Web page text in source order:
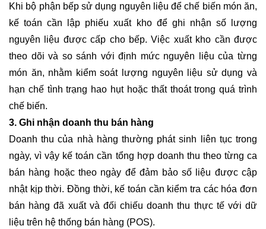
Khi bộ phận bếp sử dụng nguyên liệu để chế biến món ăn,
kế toán cần lập phiếu xuất kho để ghi nhận số lượng
nguyên liệu được cấp cho bếp. Việc xuất kho cần được
theo dõi và so sánh với định mức nguyên liệu của từng
món ăn, nhằm kiểm soát lượng nguyên liệu sử dụng và
hạn chế tình trạng hao hụt hoặc thất thoát trong quá trình
chế biến.
3. Ghi nhận doanh thu bán hàng
Doanh thu của nhà hàng thường phát sinh liên tục trong
ngày, vì vậy kế toán cần tổng hợp doanh thu theo từng ca
bán hàng hoặc theo ngày để đảm bảo số liệu được cập
nhật kịp thời. Đồng thời, kế toán cần kiểm tra các hóa đơn
bán hàng đã xuất và đối chiếu doanh thu thực tế với dữ
liệu trên hệ thống bán hàng (POS).